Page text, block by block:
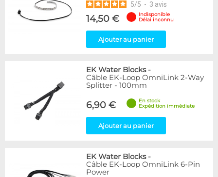
5/5 - 3 avis
14,50 €
Indisponible
Délai inconnu
Ajouter au panier
EK Water Blocks-
Câble EK-Loop OmniLink 2-Way
Splitter - 100mm
6,90 €
En stock
Expédition immédiate
Ajouter au panier
EK Water Blocks-
Câble EK-Loop OmniLink 6-Pin
Power